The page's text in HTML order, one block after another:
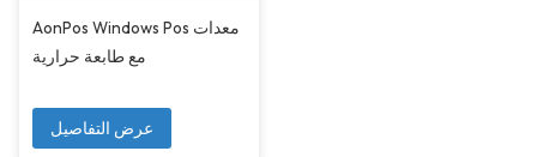
AonPos Windows Pos معدات
مع طابعة حرارية
عرض التفاصيل